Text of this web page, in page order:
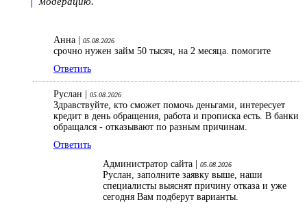
Анна | 05.08.2026
срочно нужен займ 50 тысяч, на 2 месяца. помогите
Ответить
Руслан | 05.08.2026
Здравствуйте, кто сможет помочь деньгами, интересует
кредит в день обращения, работа и прописка есть. В банки
обращался - отказывают по разным причинам.
Ответить
Администратор сайта |
05.08.2026
Руслан, заполните заявку выше, наши
специалисты выяснят причину отказа и уже
сегодня Вам подберут варианты.